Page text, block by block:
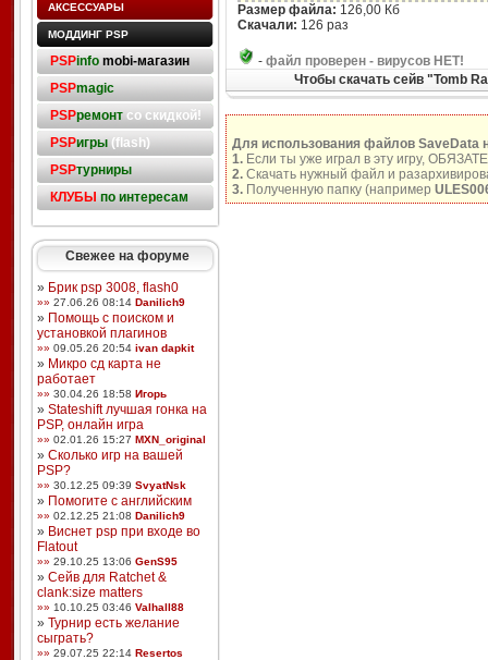
АКСЕССУАРЫ
МОДДИНГ PSP
PSPinfo mobi-магазин
PSPmagic
PSPремонтсо скидкой!
PSPигры(flash)
PSPтурниры
КЛУБЫ по интересам
Свежее на форуме
» Брик psp 3008, flash0
»» 27.06.26 08:14 Danilich9
» Помощь с поиском и
установкой плагинов
»» 09.05.26 20:54 ivan dapkit
» Микро сд карта не
работает
»» 30.04.26 18:58 Игорь
» Stateshift лучшая гонка на
PSP, онлайн игра
»» 02.01.26 15:27 MXN_original
» Сколько игр на вашей
PSP?
»» 30.12.25 09:39 SvyatNsk
» Помогите с английским
»» 02.12.25 21:08 Danilich9
» Виснет psp при входе во
Flatout
»» 29.10.25 13:06 GenS95
» Сейв для Ratchet &
clank:size matters
»» 10.10.25 03:46 Valhall88
» Турнир есть желание
сыграть?
»» 29.07.25 22:14 Resertos
Размер файла: 126,00 Кб
Скачали: 126 раз
- файл проверен - вирусов НЕТ!
Чтобы скачать сейв "Tomb
Для использования файлов SaveData
1.Если ты уже играл в эту игру,
2.Скачать нужный файл и
3.Полученную папку (например